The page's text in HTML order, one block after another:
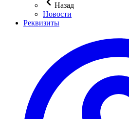
Назад
Новости
Реквизиты